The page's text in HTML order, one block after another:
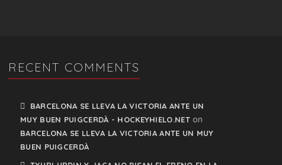
RECENT COMMENTS
BARCELONA SE LLEVA LA VICTORIA ANTE UN
MUY BUEN PUIGCERDÀ - HOCKEYHIELO.NETon
BARCELONA SE LLEVA LA VICTORIA ANTE UN MUY
BUEN PUIGCERDÀ